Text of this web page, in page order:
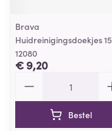
Brava
Huidreinigingsdoekjes 15
12080
€ 9,20
Bestel